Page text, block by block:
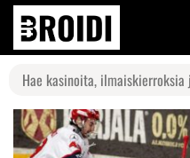
Search
for: